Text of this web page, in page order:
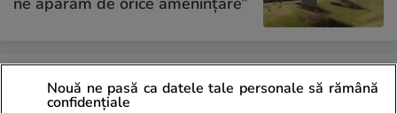
Nouă ne pasă ca datele tale personale să rămână
confidențiale